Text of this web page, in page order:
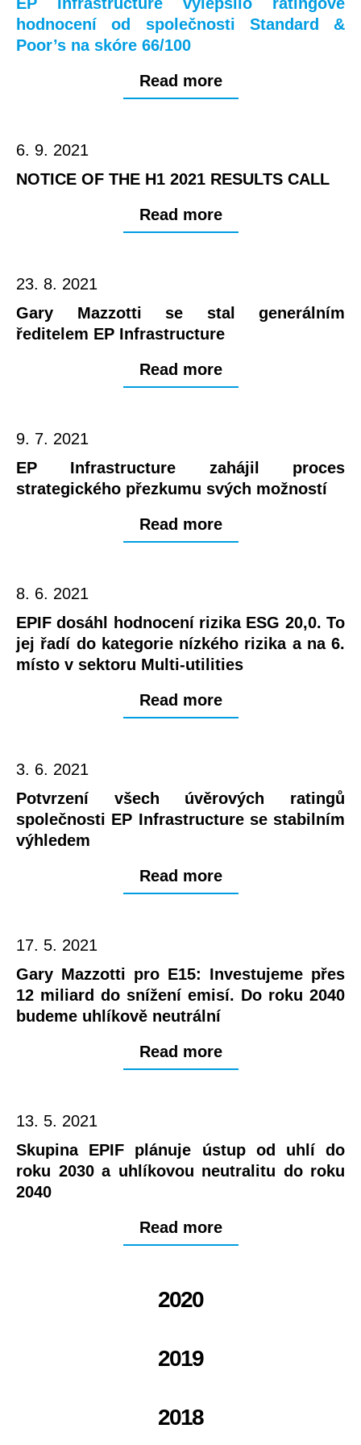
hodnocení od společnosti Standard &
Poor’s na skóre 66/100
Read more
6. 9. 2021
NOTICE OF THE H1 2021 RESULTS CALL
Read more
23. 8. 2021
Gary Mazzotti se stal generálním
ředitelem EP Infrastructure
Read more
9. 7. 2021
EP Infrastructure zahájil proces
strategického přezkumu svých možností
Read more
8. 6. 2021
EPIF dosáhl hodnocení rizika ESG 20,0. To
jej řadí do kategorie nízkého rizika a na 6.
místo v sektoru Multi-utilities
Read more
3. 6. 2021
Potvrzení všech úvěrových ratingů
společnosti EP Infrastructure se stabilním
výhledem
Read more
17. 5. 2021
Gary Mazzotti pro E15: Investujeme přes
12 miliard do snížení emisí. Do roku 2040
budeme uhlíkově neutrální
Read more
13. 5. 2021
Skupina EPIF plánuje ústup od uhlí do
roku 2030 a uhlíkovou neutralitu do roku
2040
Read more
2020
2019
2018